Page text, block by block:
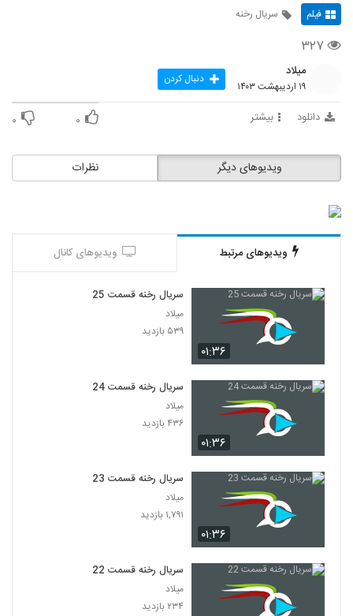
فیلم سریال رخنه
۳۲۷
میلاد
۱۹ اردیبهشت ۱۴۰۳ دنبال کردن
دانلود بیشتر ۰ ۰
نظرات ویدیوهای دیگر
ویدیوهای مرتبط ویدیوهای کانال
۰۱:۳۶
سریال رخنه قسمت 25
میلاد
۵۳۹ بازدید
۰۱:۳۶
سریال رخنه قسمت 24
میلاد
۴۳۶ بازدید
۰۱:۳۶
سریال رخنه قسمت 23
میلاد
۱,۷۹۱ بازدید
سریال رخنه قسمت 22
میلاد
۲۳۴ بازدید